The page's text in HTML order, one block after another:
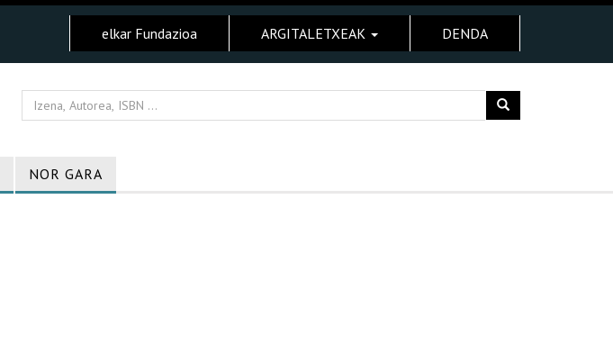
elkar Fundazioa ARGITALETXEAK DENDA
NOR GARA